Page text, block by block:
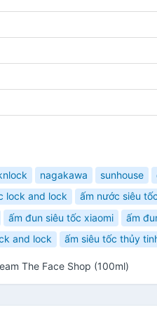
nagakawa sunhouse
lock and lock ấm nước siêu tốc
ấm đun siêu tốc xiaomi ấm
and lock ấm siêu tốc thủy
The Face Shop (100ml)